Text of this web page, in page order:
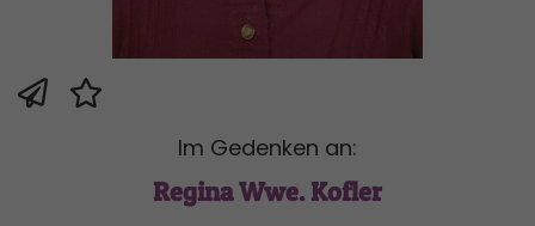
Im Gedenken an:
Regina Wwe. Kofler